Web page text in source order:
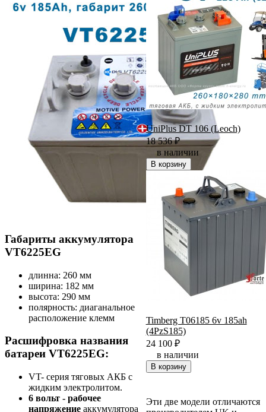
Габариты аккумулятора
VT6225EG
длинна: 260 мм
ширина: 182 мм
высота: 290 мм
полярность: диаганальное
расположение клемм
Расшифровка названия
батареи VT6225EG:
VT- серия тяговых АКБ с
жидким электролитом.
6 вольт - рабочее
напряжение аккумулятора
UniPlus DT 106 (Leoch)
18 536₽
в наличии
В корзину
Timberg T06185 6v 185ah
(4PzS185)
24 100 ₽
в наличии
В корзину
Эти две модели отличаются